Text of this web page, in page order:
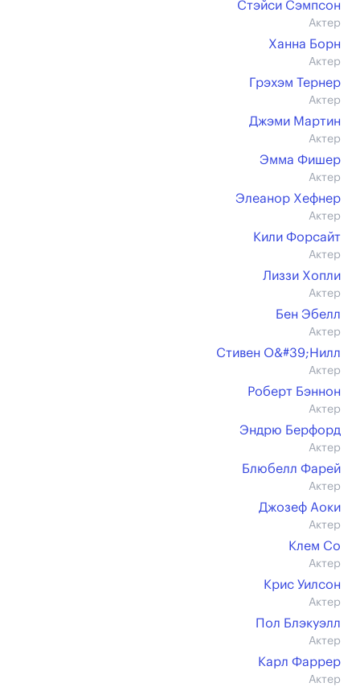
Стэйси Сэмпсон
Актер
Ханна Борн
Актер
Грэхэм Тернер
Актер
Джэми Мартин
Актер
Эмма Фишер
Актер
Элеанор Хефнер
Актер
Кили Форсайт
Актер
Лиззи Хопли
Актер
Бен Эбелл
Актер
Стивен О&#39;Нилл
Актер
Роберт Бэннон
Актер
Эндрю Берфорд
Актер
Блюбелл Фарей
Актер
Джозеф Аоки
Актер
Клем Со
Актер
Крис Уилсон
Актер
Пол Блэкуэлл
Актер
Карл Фаррер
Актер